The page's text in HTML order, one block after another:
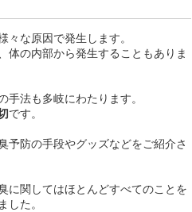
々な原因で発生します。
体の内部から発生することもありま
法も多岐にわたります。
です。
予防の手段やグッズなどをご紹介さ
に関してはほとんどすべてのことを
した。